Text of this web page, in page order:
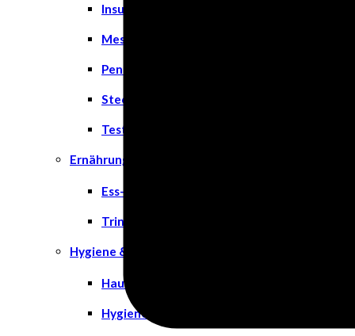
Insulinspritzen
Messgeräte
Pen Nadeln
Stechhilfen
Teststreifen
Ernährung & Trinkhilfen
Ess- und Trinkhilfen
Trinknahrung
Hygiene & Pflege
Hausapotheke
Hygieneartikel